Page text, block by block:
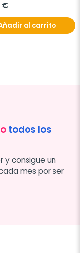
€
al carrito
todos los
y consigue un
mes por ser